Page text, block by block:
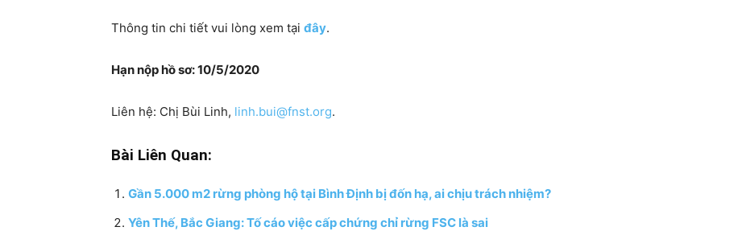
Thông tin chi tiết vui lòng xem tại đây.
Hạn nộp hồ sơ: 10/5/2020
Liên hệ: Chị Bùi Linh, linh.bui@fnst.org.
Bài Liên Quan:
Gần 5.000 m2 rừng phòng hộ tại Bình Định bị đốn hạ, ai chịu trách nhiệm?
Yên Thế, Bắc Giang: Tố cáo việc cấp chứng chỉ rừng FSC là sai